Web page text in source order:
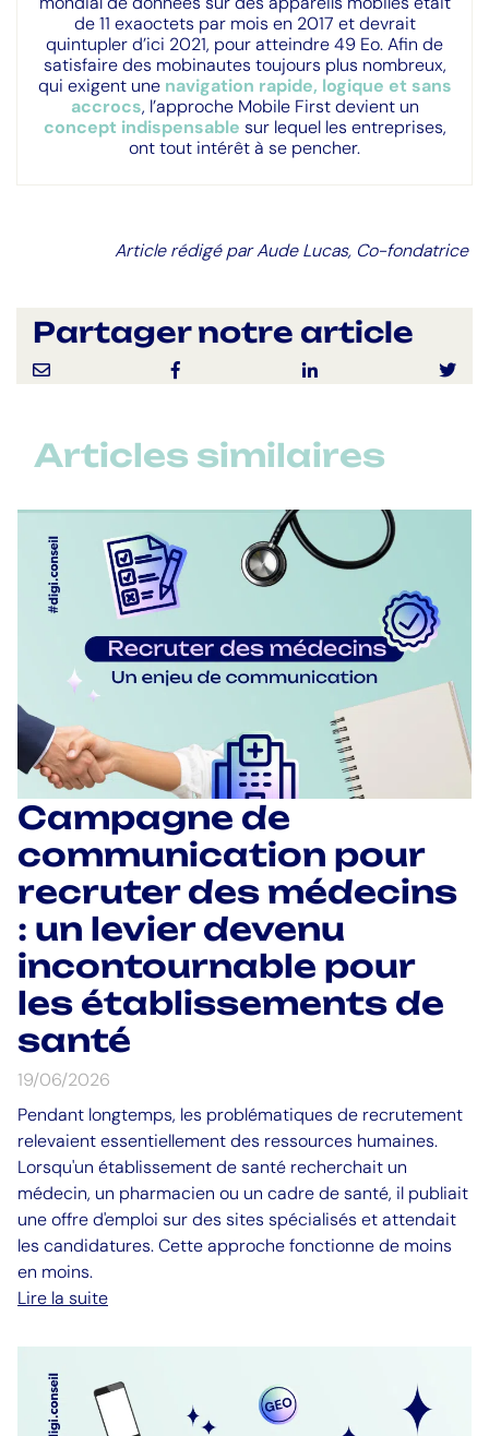
de 11 exaoctets par mois en 2017 et devrait
quintupler d’ici 2021, pour atteindre 49 Eo. Afin de
satisfaire des mobinautes toujours plus nombreux,
qui exigent une navigation rapide, logique et sans
accrocs, l’approche Mobile First devient un
concept indispensable sur lequel les entreprises,
ont tout intérêt à se pencher.
Article rédigé par Aude Lucas, Co-fondatrice
Partager notre article
Articles similaires
Campagne de
communication pour
recruter des médecins
: un levier devenu
incontournable pour
les établissements de
santé
19/06/2026
Pendant longtemps, les problématiques de recrutement
relevaient essentiellement des ressources humaines.
Lorsqu'un établissement de santé recherchait un
médecin, un pharmacien ou un cadre de santé, il publiait
une offre d'emploi sur des sites spécialisés et attendait
les candidatures. Cette approche fonctionne de moins
en moins.
Lire la suite